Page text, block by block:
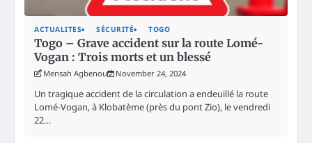
ACTUALITES SÉCURITÉ TOGO
Togo – Grave accident sur la route Lomé-
Vogan : Trois morts et un blessé
Mensah Agbenou November 24, 2024
Un tragique accident de la circulation a endeuillé la route
Lomé-Vogan, à Klobatème (près du pont Zio), le vendredi
22…